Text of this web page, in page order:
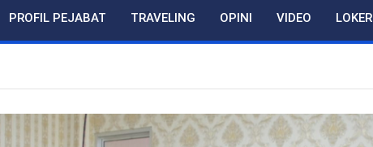
PROFIL PEJABAT TRAVELING OPINI VIDEO LOKER